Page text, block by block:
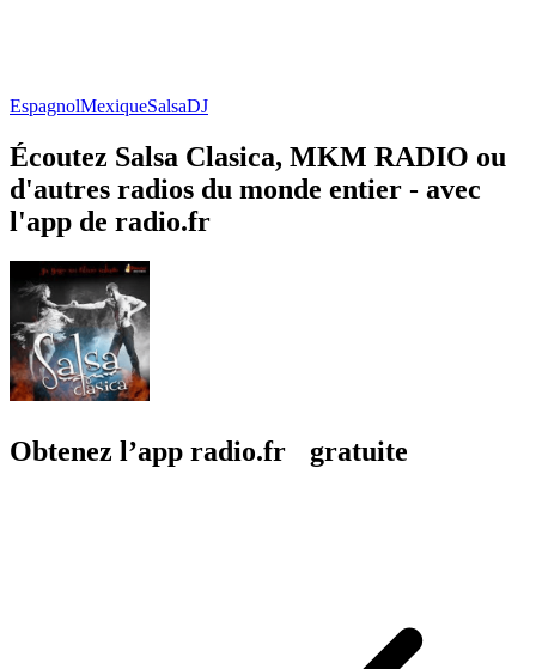
EspagnolMexiqueSalsaDJ
Écoutez Salsa Clasica, MKM RADIO ou
d'autres radios du monde entier - avec
l'app de radio.fr
Obtenez l’app radio.fr gratuite